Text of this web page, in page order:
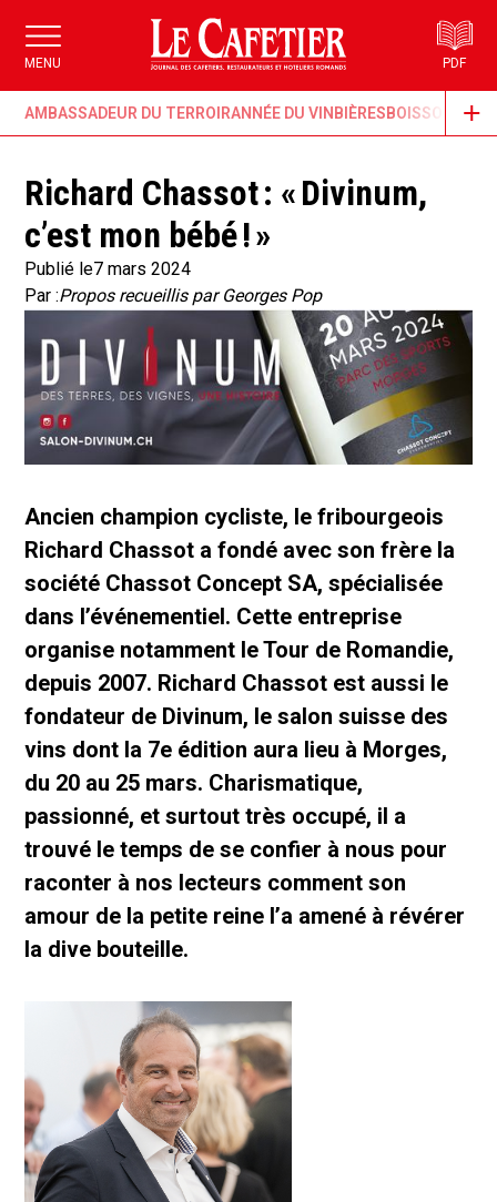
MENU PDF
AMBASSADEUR DU TERROIRANNÉE DU VINBIÈRESBOISSONS &
Richard Chassot : « Divinum,
c’est mon bébé ! »
Publié le7 mars 2024
Par :Propos recueillis par Georges Pop
Ancien champion cycliste, le fribourgeois
Richard Chassot a fondé avec son frère la
société Chassot Concept SA, spécialisée
dans l’événementiel. Cette entreprise
organise notamment le Tour de Romandie,
depuis 2007. Richard Chassot est aussi le
fondateur de Divinum, le salon suisse des
vins dont la 7e édition aura lieu à Morges,
du 20 au 25 mars. Charismatique,
passionné, et surtout très occupé, il a
trouvé le temps de se confier à nous pour
raconter à nos lecteurs comment son
amour de la petite reine l’a amené à révérer
la dive bouteille.